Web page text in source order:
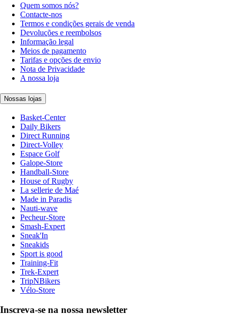
Quem somos nós?
Contacte-nos
Termos e condições gerais de venda
Devoluções e reembolsos
Informação legal
Meios de pagamento
Tarifas e opções de envio
Nota de Privacidade
A nossa loja
Nossas lojas
Basket-Center
Daily Bikers
Direct Running
Direct-Volley
Espace Golf
Galope-Store
Handball-Store
House of Rugby
La sellerie de Maé
Made in Paradis
Nauti-wave
Pecheur-Store
Smash-Expert
Sneak'In
Sneakids
Sport is good
Training-Fit
Trek-Expert
TripNBikers
Vélo-Store
Inscreva-se na nossa newsletter